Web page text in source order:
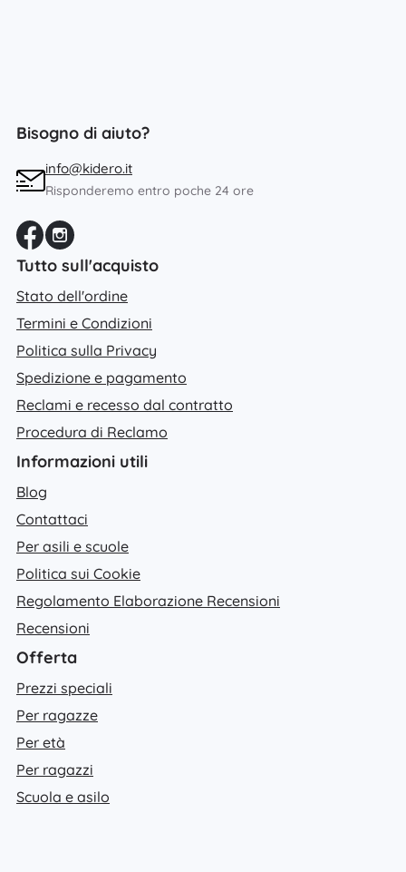
Bisogno di aiuto?
info@kidero.it
Risponderemo entro poche 24 ore
Tutto sull'acquisto
Stato dell'ordine
Termini e Condizioni
Politica sulla Privacy
Spedizione e pagamento
Reclami e recesso dal contratto
Procedura di Reclamo
Informazioni utili
Blog
Contattaci
Per asili e scuole
Politica sui Cookie
Regolamento Elaborazione Recensioni
Recensioni
Offerta
Prezzi speciali
Per ragazze
Per età
Per ragazzi
Scuola e asilo